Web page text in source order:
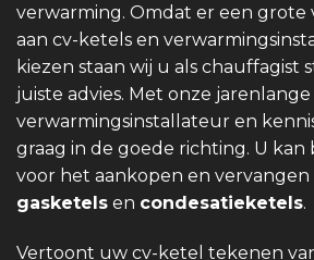
verwarming. Omdat er een grote
aan cv-ketels en
kiezen staan wij u als chauffagist
juiste advies. Met onze
verwarmingsinstallateur en
graag in de goede richting. U kan
voor het aankopen en vervangen
gasketels en condesatieketels.
Vertoont uw cv-ketel tekenen